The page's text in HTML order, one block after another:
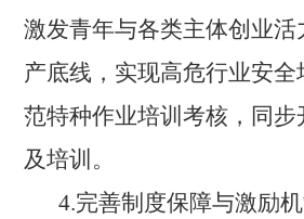
激发青年与各类主体创业活
产底线，实现高危行业安
范特种作业培训考核，同
及培训。
4.完善制度保障与激励